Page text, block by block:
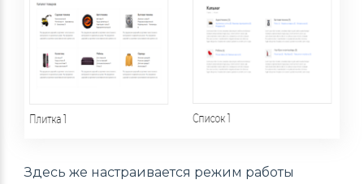
Здесь же настраивается режим работы